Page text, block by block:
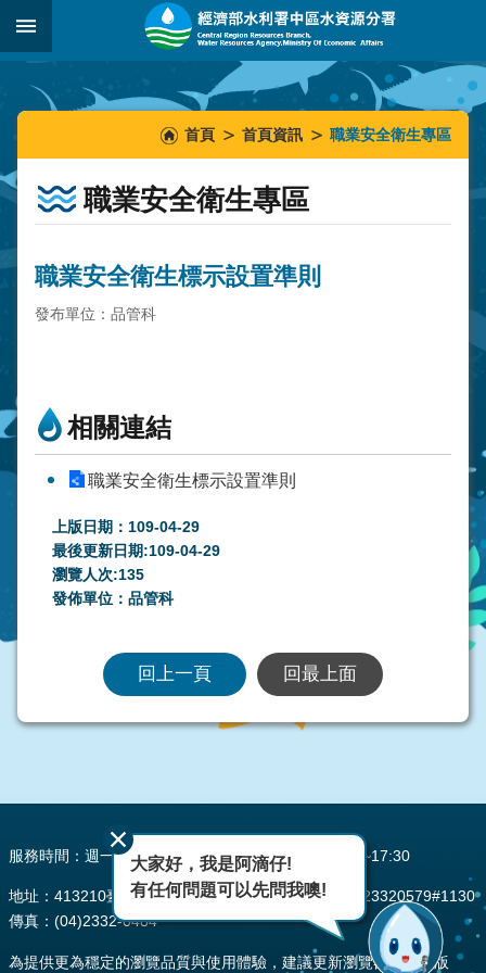
跳到主要內容區塊
::::::
首頁 首頁資訊 職業安全衛生專區
職業安全衛生專區
職業安全衛生標示設置準則
發布單位：品管科
相關連結
職業安全衛生標示設置準則
上版日期：109-04-29
最後更新日期:109-04-29
瀏覽人次:135
發佈單位：品管科
回上一頁 回最上面
服務時間：週一至週五 AM08:00~12:00 PM13:30~17:30
地址：413210臺中市霧峰區峰堤路195號 電話：(04)23320579#1130
傳真：(04)2332-0484
為提供更為穩定的瀏覽品質與使用體驗，建議更新瀏覽器至以下版
大家好，我是阿滴仔!
有任何問題可以先問我噢!